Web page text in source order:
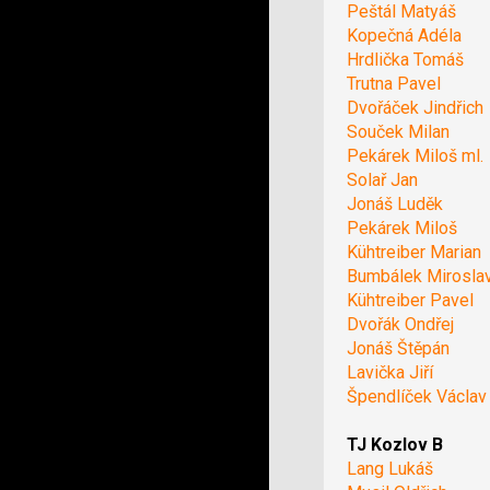
Peštál Matyáš
Kopečná Adéla
Hrdlička Tomáš
Trutna Pavel
Dvořáček Jindřich
Souček Milan
Pekárek Miloš ml.
Solař Jan
Jonáš Luděk
Pekárek Miloš
Kühtreiber Marian
Bumbálek
Kühtreiber Pavel
Dvořák Ondřej
Jonáš Štěpán
Lavička Jiří
Špendlíček Václav
TJ Kozlov B
Lang Lukáš